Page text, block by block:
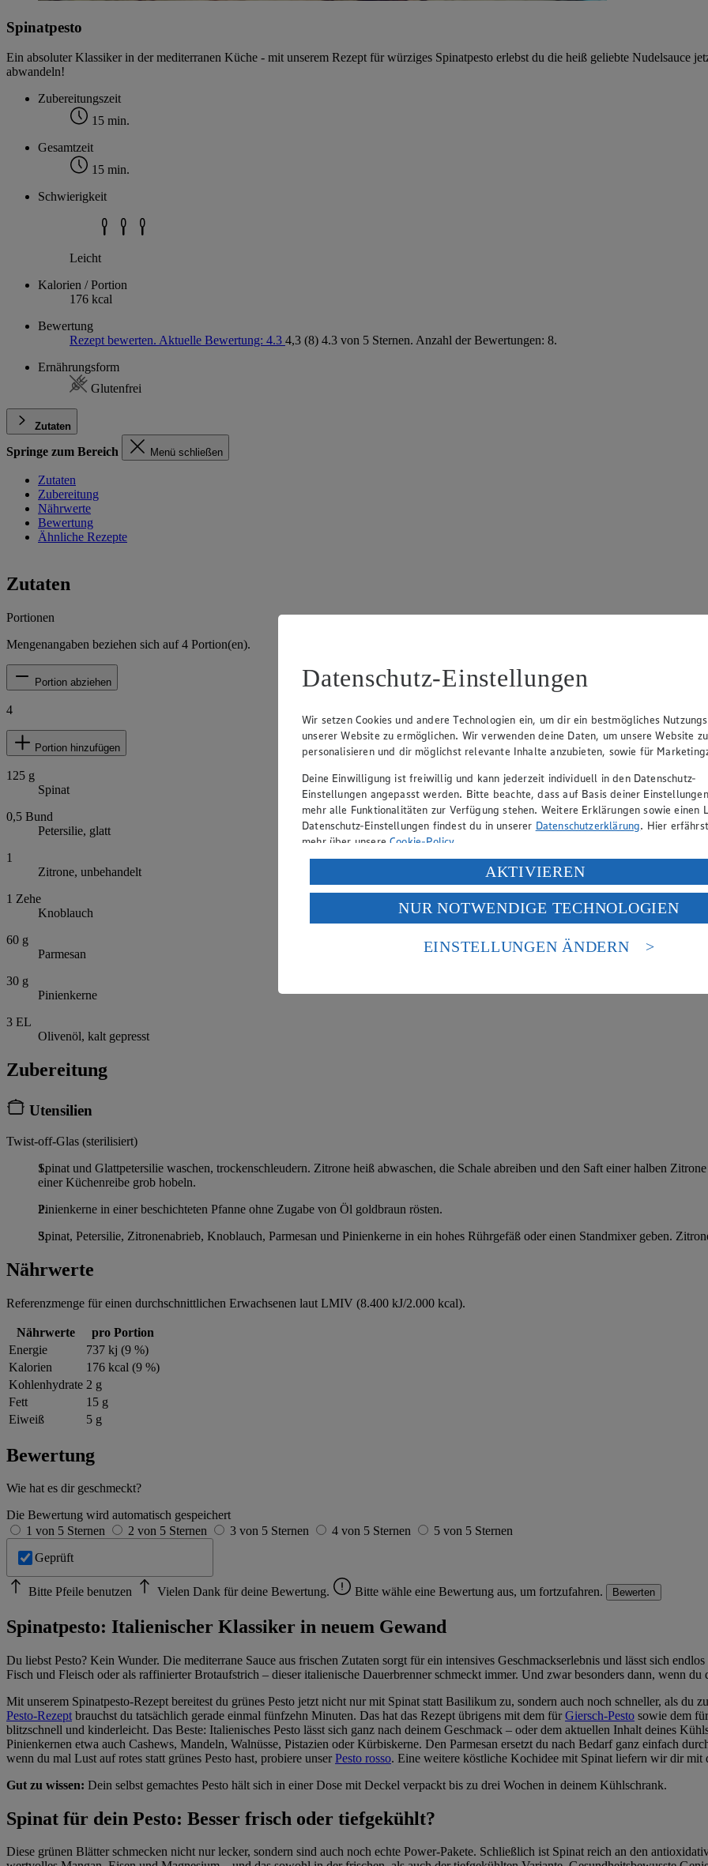
Spinatpesto
Ein absoluter Klassiker in der mediterranen Küche - mit unserem Rezept für würziges Spinatpesto erlebst du die heiß geliebte Nudelsauce
abwandeln!
Zubereitungszeit
15 min.
Gesamtzeit
15 min.
Schwierigkeit
Leicht
Kalorien / Portion
176 kcal
Bewertung
Rezept bewerten. Aktuelle Bewertung: 4.3 4,3 (8) 4.3 von 5 Sternen. Anzahl der Bewertungen: 8.
Ernährungsform
Glutenfrei
Zutaten
Springe zum Bereich Menü schließen
Zutaten
Zubereitung
Nährwerte
Bewertung
Ähnliche Rezepte
Zutaten
Portionen
Mengenangaben beziehen sich auf4 Portion(en).
Portion abziehen
4
Portion hinzufügen
125 g
Spinat
0,5 Bund
Petersilie, glatt
1
Zitrone, unbehandelt
1 Zehe
Knoblauch
60 g
Parmesan
30 g
Pinienkerne
3 EL
Olivenöl, kalt gepresst
Zubereitung
Utensilien
Twist-off-Glas (sterilisiert)
Spinat und Glattpetersilie waschen, trockenschleudern. Zitrone heiß abwaschen, die Schale abreiben und den Saft einer halben
einer Küchenreibe grob hobeln.
Pinienkerne in einer beschichteten Pfanne ohne Zugabe von Öl goldbraun rösten.
Spinat, Petersilie, Zitronenabrieb, Knoblauch, Parmesan und Pinienkerne in ein hohes Rührgefäß oder einen Standmixer geben.
Nährwerte
Referenzmenge für einen durchschnittlichen Erwachsenen laut LMIV (8.400 kJ/2.000 kcal).
Nährwerte
pro Portion
Energie
737 kj (9 %)
Kalorien
176 kcal (9 %)
Kohlenhydrate 2 g
Fett
15 g
Eiweiß
5 g
Bewertung
Wie hat es dir geschmeckt?
Die Bewertung wird automatisch gespeichert
1 von 5 Sternen
2 von 5 Sternen 3 von 5 Sternen 4 von 5 Sternen
5 von 5 Sternen
Geprüft
Bitte Pfeile benutzen Vielen Dank für deine Bewertung. Bitte wähle eine Bewertung aus, um fortzufahren. Bewerten
Spinatpesto: Italienischer Klassiker in neuem Gewand
Du liebst Pesto? Kein Wunder. Die mediterrane Sauce aus frischen Zutaten sorgt für ein intensives Geschmackserlebnis und lässt sich
Fisch und Fleisch oder als raffinierter Brotaufstrich – dieser italienische Dauerbrenner schmeckt immer. Und zwar besonders dann, wenn du
Mit unserem Spinatpesto-Rezept bereitest du grünes Pesto jetzt nicht nur mit Spinat statt Basilikum zu, sondern auch noch schneller, als
Pesto-Rezept brauchst du tatsächlich gerade einmal fünfzehn Minuten. Das hat das Rezept übrigens mit dem fürGiersch-Pesto sowie dem
blitzschnell und kinderleicht. Das Beste: Italienisches Pesto lässt sich ganz nach deinem Geschmack – oder dem aktuellen Inhalt deines
Pinienkernen etwa auch Cashews, Mandeln, Walnüsse, Pistazien oder Kürbiskerne. Den Parmesan ersetzt du nach Bedarf ganz einfach
wenn du mal Lust auf rotes statt grünes Pesto hast, probiere unserPesto rosso. Eine weitere köstliche Kochidee mit Spinat liefern wir dir mit
Gut zu wissen: Dein selbst gemachtes Pesto hält sich in einer Dose mit Deckel verpackt bis zu drei Wochen in deinem Kühlschrank.
Spinat für dein Pesto: Besser frisch oder tiefgekühlt?
Diese grünen Blätter schmecken nicht nur lecker, sondern sind auch noch echte Power-Pakete. Schließlich ist Spinat reich an den
Datenschutz-Einstellungen
Wir setzen Cookies und andere Technologien ein, um dir ein bestmögliches
unserer Website zu ermöglichen. Wir verwenden deine Daten, um unsere Website zu
personalisieren und dir möglichst relevante Inhalte anzubieten, sowie für
Deine Einwilligung ist freiwillig und kann jederzeit individuell in den Datenschutz-
Einstellungen angepasst werden. Bitte beachte, dass auf Basis deiner
mehr alle Funktionalitäten zur Verfügung stehen. Weitere Erklärungen sowie einen
Datenschutz-Einstellungen findest du in unserer Datenschutzerklärung. Hier
mehr über unsereCookie-Policy.
Verarbeitung deiner personenbezogenen Daten in den USA durch Facebook und
Wenn du auf „Aktivieren“ klickst, willigst du im Sinne des Art. 49 Abs. 1 Satz 1 lit.
ein, dass deine Daten in den USA verarbeitet werden. Der EuGH sieht die USA als
einem nach europäischen Standards nicht angemessenen Datenschutzniveau an. Es
Risiko eines Zugriffs durch US-amerikanische Behörden.
AKTIVIEREN
NUR NOTWENDIGE TECHNOLOGIEN
EINSTELLUNGEN ÄNDERN